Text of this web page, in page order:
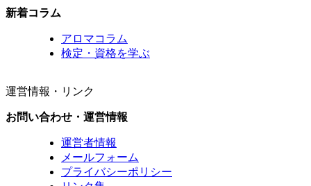
新着コラム
アロマコラム
検定・資格を学ぶ
運営情報・リンク
お問い合わせ・運営情報
運営者情報
メールフォーム
プライバシーポリシー